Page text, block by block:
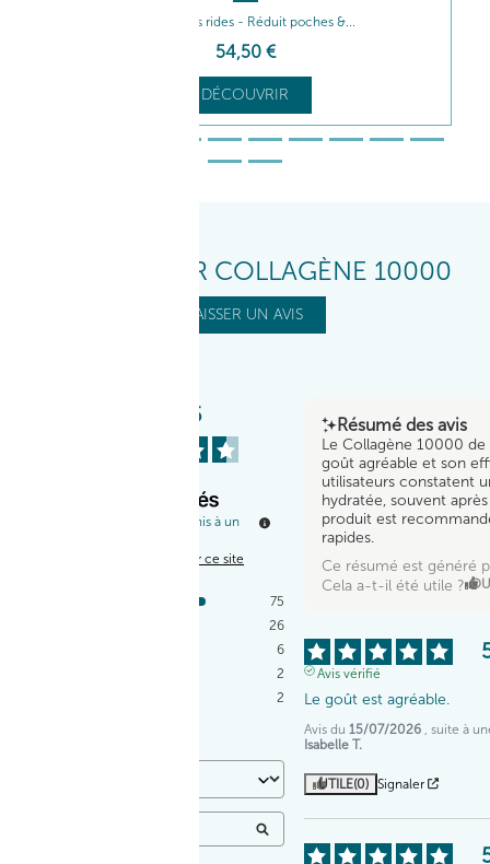
Comble les rides - Réduit poches &...
54,50 €
DÉCOUVRIR
VOS AVIS SUR COLLAGÈNE 10000
LAISSER UN AVIS
5
avis soumis à un
Voir tous les avis sur ce site
75
26
6
2
2
Résumé des avis
Le Collagène 10000
goût agréable et son
utilisateurs constatent
hydratée, souvent
produit est
rapides.
Ce résumé est généré
Cela a-t-il été utile ?
Avis vérifié
Le goût est agréable.
Avis du 15/07/2026
, suite à
Isabelle T.
UTILE(0) Signaler